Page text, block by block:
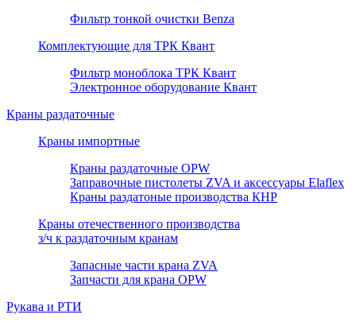
Фильтр тонкой очистки Benza
Комплектующие для ТРК Квант
Фильтр моноблока ТРК Квант
Электронное оборудование Квант
Краны раздаточные
Краны импортные
Краны раздаточные OPW
Заправочные пистолеты ZVA и аксессуары Elaflex
Краны раздатоные производства КНР
Краны отечественного производства
з/ч к раздаточным кранам
Запасные части крана ZVA
Запчасти для крана OPW
Рукава и РТИ